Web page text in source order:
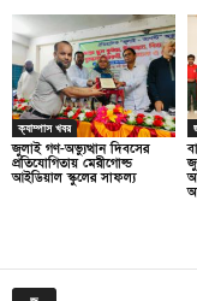
ক্যাম্পাস খবর
জুলাই গণ-অভ্যুত্থান দিবসের
প্রতিযোগিতায় মেরীগোল্ড
আইডিয়াল স্কুলের সাফল্য